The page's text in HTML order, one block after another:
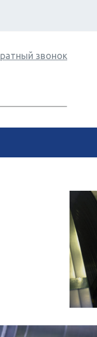
звонок